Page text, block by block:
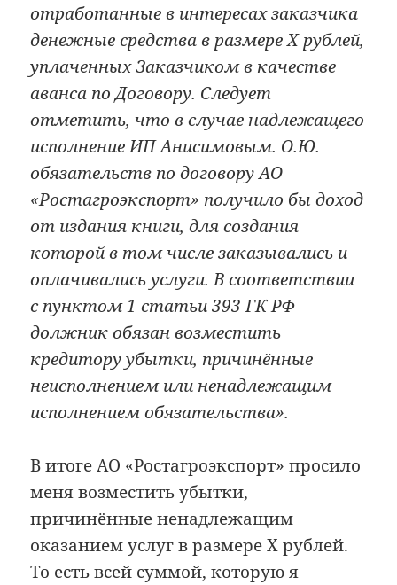
отработанные в интересах заказчика
денежные средства в размере X рублей,
уплаченных Заказчиком в качестве
аванса по Договору. Следует
отметить, что в случае надлежащего
исполнение ИП Анисимовым. О.Ю.
обязательств по договору АО
«Ростагроэкспорт» получило бы доход
от издания книги, для создания
которой в том числе заказывались и
оплачивались услуги. В соответствии
с пунктом 1 статьи 393 ГК РФ
должник обязан возместить
кредитору убытки, причинённые
неисполнением или ненадлежащим
исполнением обязательства».
В итоге АО «Ростагроэкспорт» просило
меня возместить убытки,
причинённые ненадлежащим
оказанием услуг в размере X рублей.
То есть всей суммой, которую я